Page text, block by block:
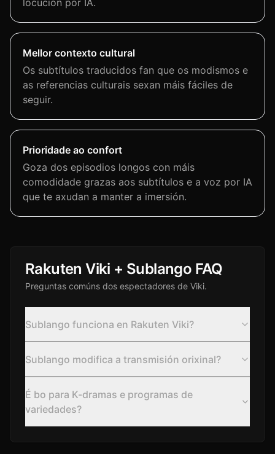
locución por IA.
Mellor contexto cultural
Os subtítulos traducidos fan que os modismos e
as referencias culturais sexan máis fáciles de
seguir.
Prioridade ao confort
Goza dos episodios longos con máis
comodidade grazas aos subtítulos e a voz por IA
que te axudan a manter a imersión.
Rakuten Viki + Sublango FAQ
Preguntas comúns dos espectadores de Viki.
Sublango funciona en Rakuten Viki?
Sublango modifica a transmisión orixinal?
É bo para K-dramas e programas de
variedades?